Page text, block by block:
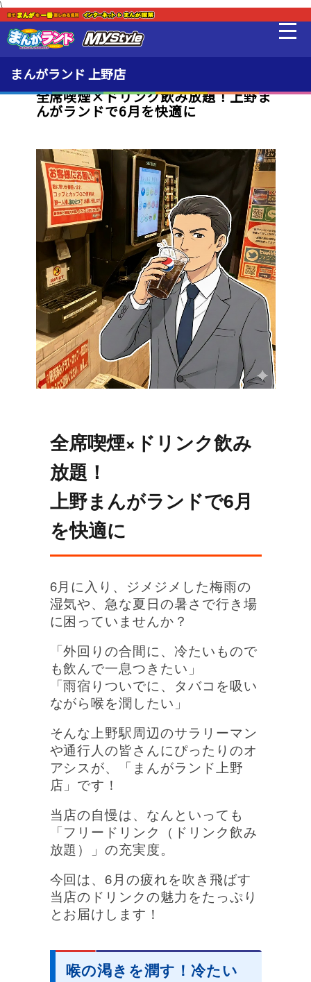
\
最新情報
料金・利用方法
店内での喫煙可能！
貸出品
オンラインゲーム
映画/アニメ/電子書籍
まんがランド 上野店
新着・オススメ情報
全席喫煙×ドリンク飲み放題！上野ま
んがランドで6月を快適に
全席喫煙×ドリンク飲み
放題！
上野まんがランドで6月
を快適に
6月に入り、ジメジメした梅雨の
湿気や、急な夏日の暑さで行き場
に困っていませんか？
「外回りの合間に、冷たいもので
も飲んで一息つきたい」
「雨宿りついでに、タバコを吸い
ながら喉を潤したい」
そんな上野駅周辺のサラリーマン
や通行人の皆さんにぴったりのオ
アシスが、「まんがランド上野
店」です！
当店の自慢は、なんといっても
「フリードリンク（ドリンク飲み
放題）」の充実度。
今回は、6月の疲れを吹き飛ばす
当店のドリンクの魅力をたっぷり
とお届けします！
喉の渇きを潤す！冷たい